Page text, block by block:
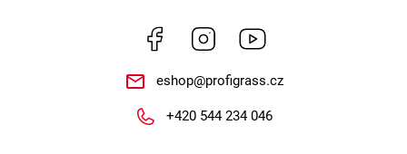
Facebook Instagram
eshop@profigrass.cz
+420 544 234 046